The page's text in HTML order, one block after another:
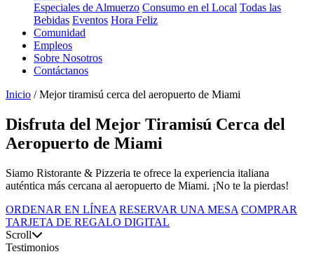
Especiales de Almuerzo Consumo en el Local Todas las
Bebidas Eventos Hora Feliz
Comunidad
Empleos
Sobre Nosotros
Contáctanos
Inicio / Mejor tiramisú cerca del aeropuerto de Miami
Disfruta del Mejor Tiramisú Cerca del
Aeropuerto de Miami
Siamo Ristorante & Pizzeria te ofrece la experiencia italiana
auténtica más cercana al aeropuerto de Miami. ¡No te la pierdas!
ORDENAR EN LÍNEA RESERVAR UNA MESA COMPRAR
TARJETA DE REGALO DIGITAL
Scroll
Testimonios